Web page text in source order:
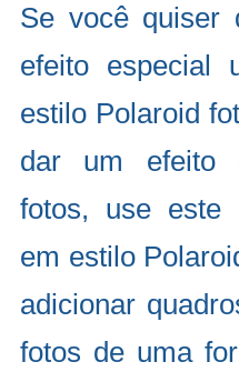
Se você quiser
efeito especial
estilo Polaroid
dar um efeito
fotos, use este
em estilo
adicionar
fotos de uma